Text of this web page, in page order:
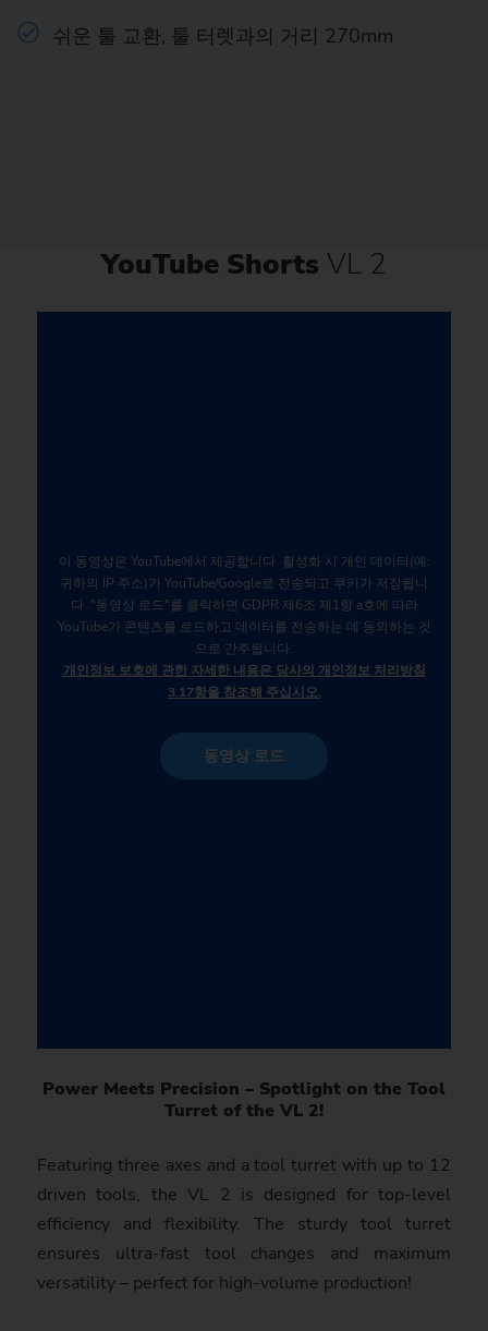
쉬운 툴 교환, 툴 터렛과의 거리 270mm
YouTube Shorts VL 2
이 동영상은 YouTube에서 제공합니다. 활성화 시 개인 데이터(예:
귀하의 IP 주소)가 YouTube/Google로 전송되고 쿠키가 저장됩니
다. "동영상 로드"를 클릭하면 GDPR 제6조 제1항 a호에 따라
YouTube가 콘텐츠를 로드하고 데이터를 전송하는 데 동의하는 것
으로 간주됩니다.
개인정보 보호에 관한 자세한 내용은 당사의 개인정보 처리방침
3.17항을 참조해 주십시오.
동영상 로드
Power Meets Precision – Spotlight on the Tool
Turret of the VL 2!
Featuring three axes and a tool turret with up to 12
driven tools, the VL 2 is designed for top-level
efficiency and flexibility. The sturdy tool turret
ensures ultra-fast tool changes and maximum
versatility – perfect for high-volume production!